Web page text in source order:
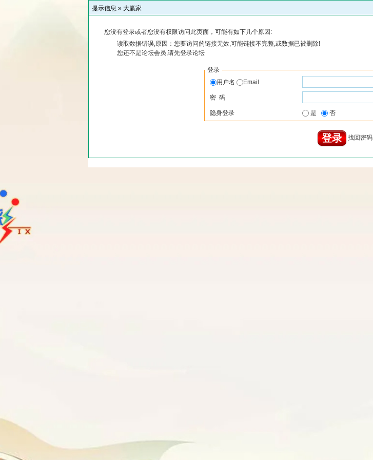
提示信息 » 大赢家
您没有登录或者您没有权限访问此页面，可能有如下几个原因:
读取数据错误,原因：您要访问的链接无效,可能链接不完整,或数据已被删除!
您还不是论坛会员,请先登录论坛
登录
用户名
Email
密 码
隐身登录 是 否
找回密码